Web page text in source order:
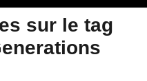
sur le tag